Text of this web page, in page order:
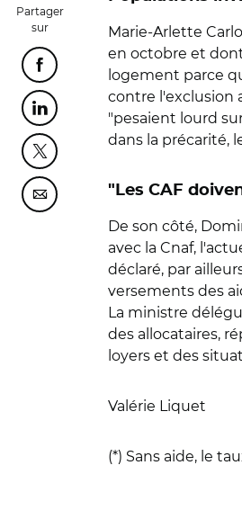
Partager
sur
Partager cette page sur
Partager cette page sur
Partager cette page sur Twitter
Partager cette page sur
Marie-Arlette
en octobre et
logement parce
contre l'exclusion
"pesaient lourd
dans la précarité,
"Les CAF
De son côté,
avec la Cnaf,
déclaré, par
versements des
La ministre
des allocataires,
loyers et des
Valérie Liquet
(*) Sans aide, le